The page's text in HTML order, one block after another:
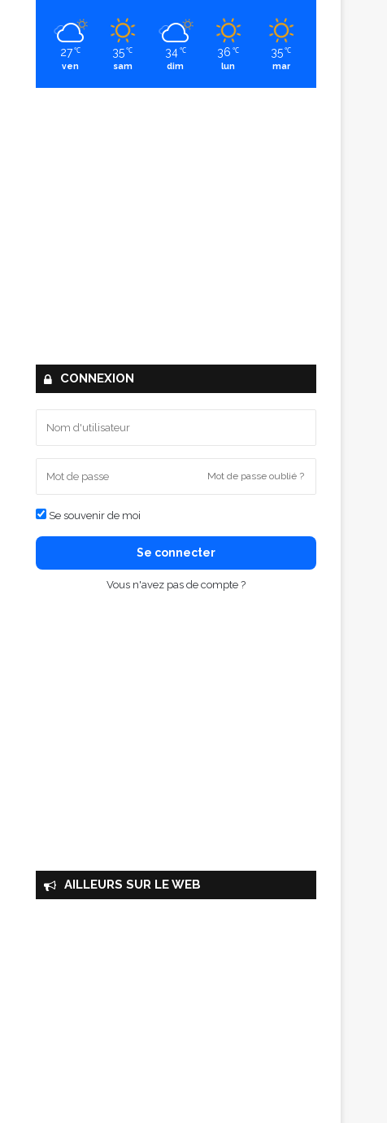
27 ℃
ven
35 ℃
sam
34 ℃
dim
36 ℃
lun
35 ℃
mar
CONNEXION
Mot de passe oublié ?
Se souvenir de moi
Se connecter
Vous n'avez pas de compte ?
AILLEURS SUR LE WEB